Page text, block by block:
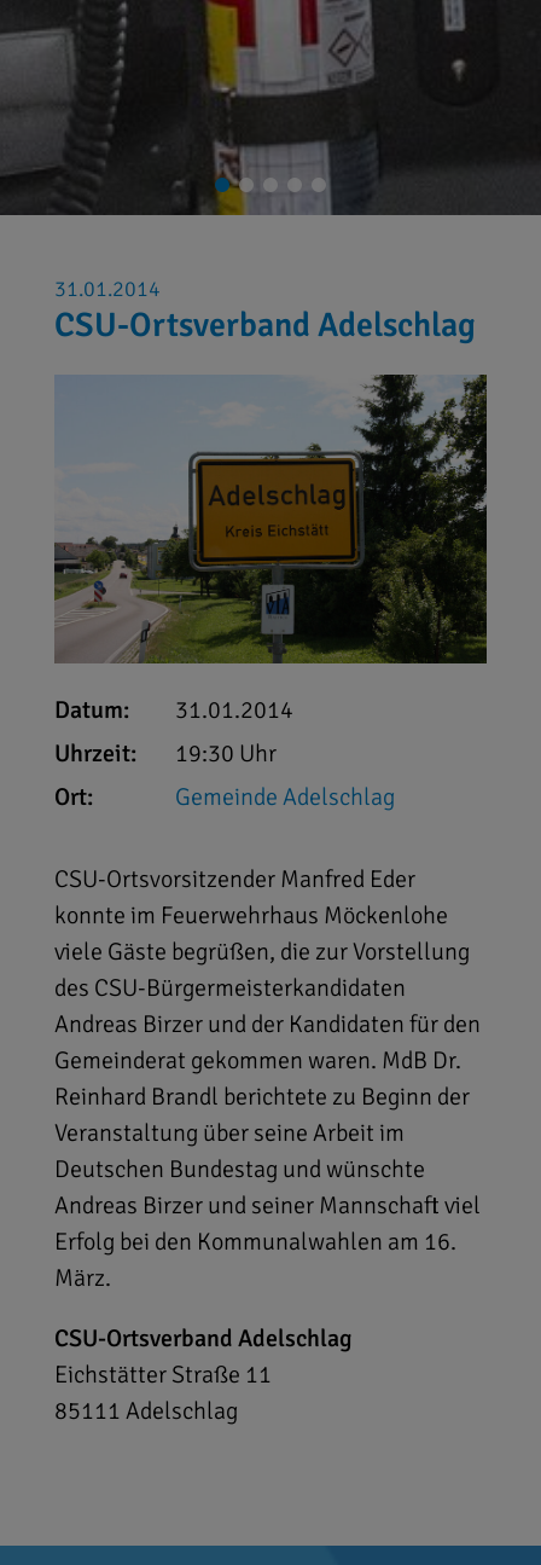
31.01.2014
CSU-Ortsverband Adelschlag
Datum:
31.01.2014
Uhrzeit:
19:30 Uhr
Ort:
Gemeinde Adelschlag
CSU-Ortsvorsitzender Manfred Eder
konnte im Feuerwehrhaus Möckenlohe
viele Gäste begrüßen, die zur Vorstellung
des CSU-Bürgermeisterkandidaten
Andreas Birzer und der Kandidaten für den
Gemeinderat gekommen waren. MdB Dr.
Reinhard Brandl berichtete zu Beginn der
Veranstaltung über seine Arbeit im
Deutschen Bundestag und wünschte
Andreas Birzer und seiner Mannschaft viel
Erfolg bei den Kommunalwahlen am 16.
März.
CSU-Ortsverband Adelschlag
Eichstätter Straße 11
85111 Adelschlag